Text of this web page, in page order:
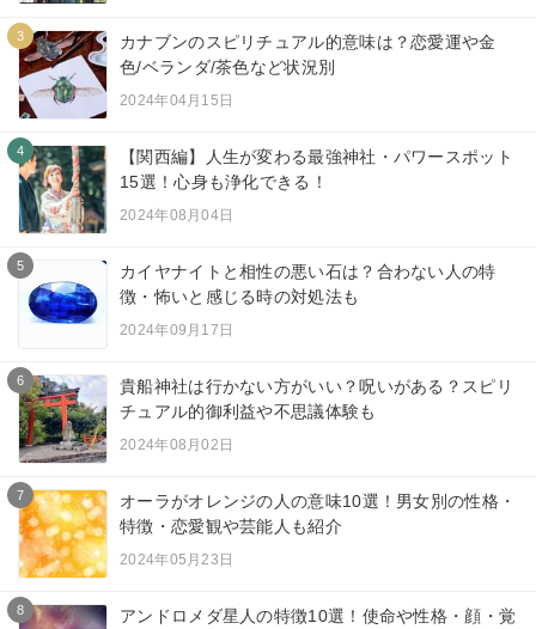
3
カナブンのスピリチュアル的意味は？恋愛運や金
色/ベランダ/茶色など状況別
2024年04月15日
4
【関西編】人生が変わる最強神社・パワースポット
15選！心身も浄化できる！
2024年08月04日
5
カイヤナイトと相性の悪い石は？合わない人の特
徴・怖いと感じる時の対処法も
2024年09月17日
6
貴船神社は行かない方がいい？呪いがある？スピリ
チュアル的御利益や不思議体験も
2024年08月02日
7
オーラがオレンジの人の意味10選！男女別の性格・
特徴・恋愛観や芸能人も紹介
2024年05月23日
8
アンドロメダ星人の特徴10選！使命や性格・顔・覚